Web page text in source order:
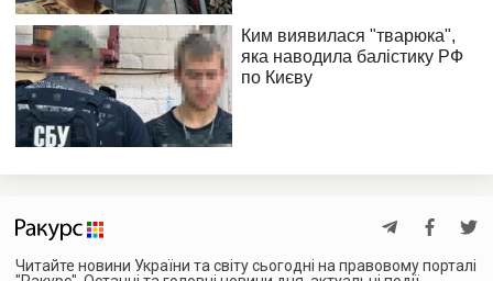
Читайте новини України та світу сьогодні на правовому порталі